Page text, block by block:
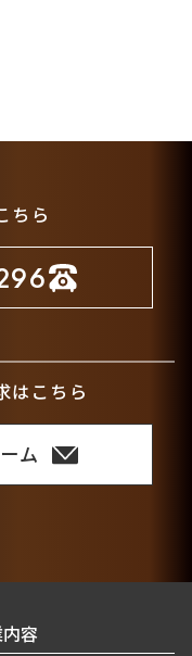
ちら
はこちら
ム
容